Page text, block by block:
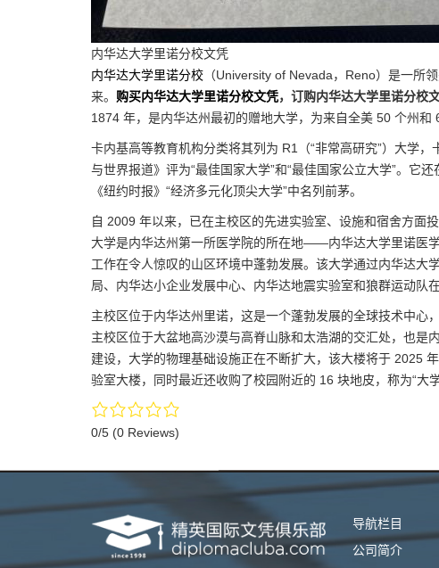
内华达大学里诺分校文凭
内华达大学里诺分校 （University of Nevada，Reno）是一所
来。 购买内华达大学里诺分校文凭，订购内华达大学里诺分校
1874 年，是内华达州最初的赠地大学，为来自全美 50 个州和
卡内基高等教育机构分类将其列为 R1（“非常高研究”）大学
与世界报道》评为“最佳国家大学”和“最佳国家公立大学”。它
《纽约时报》“经济多元化顶尖大学”中名列前茅。
自 2009 年以来，已在主校区的先进实验室、设施和宿舍方面投
大学是内华达州第一所医学院的所在地——内华达大学里诺医
工作在令人惊叹的山区环境中蓬勃发展。该大学通过内华达大
局、内华达小企业发展中心、内华达地震实验室和狼群运动队
主校区位于内华达州里诺，这是一个蓬勃发展的全球技术中
主校区位于大盆地高沙漠与高脊山脉和太浩湖的交汇处，也是
建设，大学的物理基础设施正在不断扩大，该大楼将于 2025
验室大楼，同时最近还收购了校园附近的 16 块地皮，称为“大
0/5 (0 Reviews)
导航栏目
公司简介